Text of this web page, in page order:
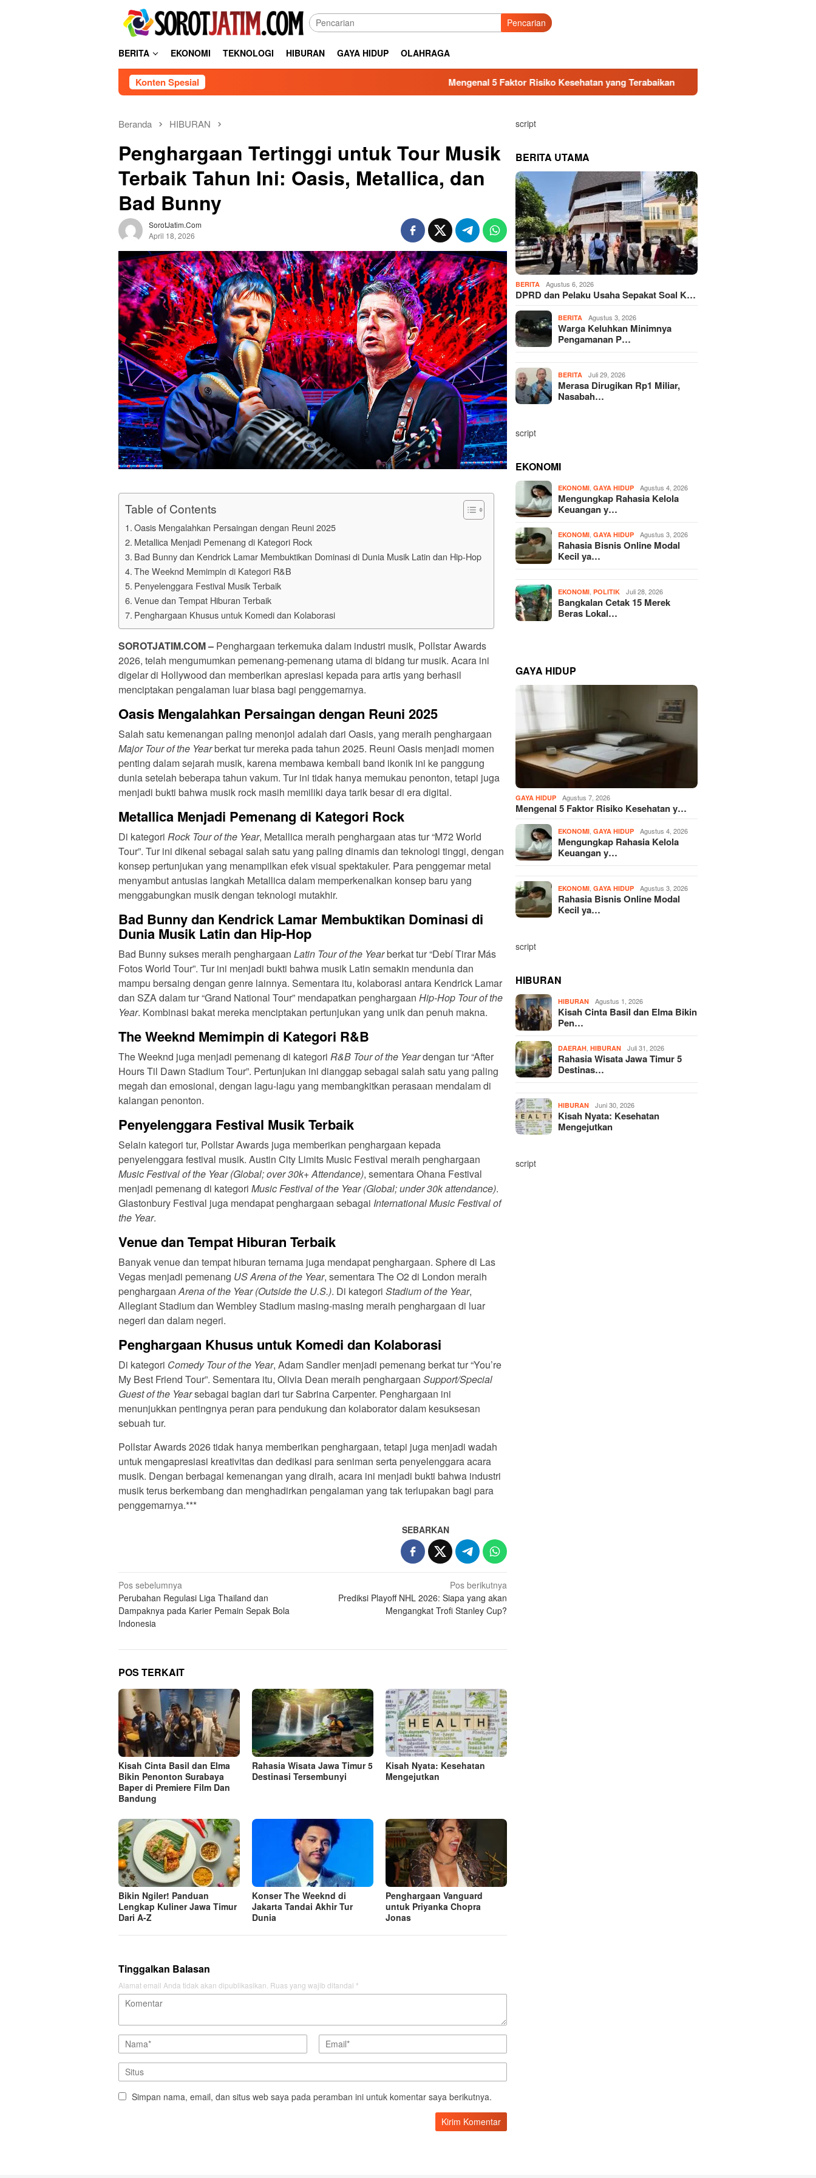
Pencarian
BERITA EKONOMI TEKNOLOGI HIBURAN GAYA HIDUP OLAHRAGA
Konten Spesial Mengenal 5 Faktor Risiko Kesehatan yang Terabaikan Direksi Baru PDAM Surya Sembada
Beranda HIBURAN
Penghargaan Tertinggi untuk Tour Musik
Terbaik Tahun Ini: Oasis, Metallica, dan
Bad Bunny
SorotJatim.com
April 18, 2026
Table of Contents
Oasis Mengalahkan Persaingan dengan Reuni 2025
Metallica Menjadi Pemenang di Kategori Rock
Bad Bunny dan Kendrick Lamar Membuktikan Dominasi di Dunia Musik Latin dan Hip-Hop
The Weeknd Memimpin di Kategori R&B
Penyelenggara Festival Musik Terbaik
Venue dan Tempat Hiburan Terbaik
Penghargaan Khusus untuk Komedi dan Kolaborasi
SOROTJATIM.COM – Penghargaan terkemuka dalam industri musik, Pollstar Awards
2026, telah mengumumkan pemenang-pemenang utama di bidang tur musik. Acara ini
digelar di Hollywood dan memberikan apresiasi kepada para artis yang berhasil
menciptakan pengalaman luar biasa bagi penggemarnya.
Oasis Mengalahkan Persaingan dengan Reuni 2025
Major Tour of the Yearberkat tur mereka pada tahun 2025. Reuni Oasis menjadi momen
penting dalam sejarah musik, karena membawa kembali band ikonik ini ke panggung
dunia setelah beberapa tahun vakum. Tur ini tidak hanya memukau penonton, tetapi juga
menjadi bukti bahwa musik rock masih memiliki daya tarik besar di era digital.
Metallica Menjadi Pemenang di Kategori Rock
Di kategori Rock Tour of the Year, Metallica meraih penghargaan atas tur “M72 World
Tour”. Tur ini dikenal sebagai salah satu yang paling dinamis dan teknologi tinggi, dengan
konsep pertunjukan yang menampilkan efek visual spektakuler. Para penggemar metal
menyambut antusias langkah Metallica dalam memperkenalkan konsep baru yang
menggabungkan musik dengan teknologi mutakhir.
Bad Bunny dan Kendrick Lamar Membuktikan Dominasi di
Dunia Musik Latin dan Hip-Hop
Bad Bunny sukses meraih penghargaan Latin Tour of the Yearberkat tur “Debí Tirar Más
Fotos World Tour”. Tur ini menjadi bukti bahwa musik Latin semakin mendunia dan
mampu bersaing dengan genre lainnya. Sementara itu, kolaborasi antara Kendrick Lamar
dan SZA dalam tur “Grand National Tour” mendapatkan penghargaan Hip-Hop Tour of the
Year. Kombinasi bakat mereka menciptakan pertunjukan yang unik dan penuh makna.
The Weeknd Memimpin di Kategori R&B
The Weeknd juga menjadi pemenang di kategori R&B Tour of the Yeardengan tur “After
Hours Til Dawn Stadium Tour”. Pertunjukan ini dianggap sebagai salah satu yang paling
megah dan emosional, dengan lagu-lagu yang membangkitkan perasaan mendalam di
kalangan penonton.
Penyelenggara Festival Musik Terbaik
Selain kategori tur, Pollstar Awards juga memberikan penghargaan kepada
Music Festival of the Year (Global; over 30k+ Attendance), sementara Ohana Festival
menjadi pemenang di kategori Music Festival of the Year (Global; under 30k attendance).
Glastonbury Festival juga mendapat penghargaan sebagai International Music Festival of
the Year.
Venue dan Tempat Hiburan Terbaik
Banyak venue dan tempat hiburan ternama juga mendapat penghargaan. Sphere di Las
Vegas menjadi pemenang US Arena of the Year, sementara The O2 di London meraih
penghargaanArena of the Year (Outside the U.S.). Di kategori Stadium of the Year,
Allegiant Stadium dan Wembley Stadium masing-masing meraih penghargaan di luar
negeri dan dalam negeri.
Penghargaan Khusus untuk Komedi dan Kolaborasi
Di kategori Comedy Tour of the Year, Adam Sandler menjadi pemenang berkat tur “You’re
My Best Friend Tour”. Sementara itu, Olivia Dean meraih penghargaan Support/Special
Guest of the Yearsebagai bagian dari tur Sabrina Carpenter. Penghargaan ini
menunjukkan pentingnya peran para pendukung dan kolaborator dalam kesuksesan
sebuah tur.
Pollstar Awards 2026 tidak hanya memberikan penghargaan, tetapi juga menjadi wadah
untuk mengapresiasi kreativitas dan dedikasi para seniman serta penyelenggara acara
musik. Dengan berbagai kemenangan yang diraih, acara ini menjadi bukti bahwa industri
musik terus berkembang dan menghadirkan pengalaman yang tak terlupakan bagi para
penggemarnya.***
SEBARKAN
N
a
v
g
a
s
p
o
s
Pos sebelumnya
Perubahan Regulasi Liga Thailand dan
Dampaknya pada Karier Pemain Sepak Bola
Indonesia
Pos berikutnya
Prediksi Playoff NHL 2026: Siapa yang akan
Mengangkat Trofi Stanley Cup?
POS TERKAIT
Kisah Cinta Basil dan Elma
Bikin Penonton Surabaya
Baper di Premiere Film Dan
Bandung
Rahasia Wisata Jawa Timur 5
Destinasi Tersembunyi
Kisah Nyata: Kesehatan
Mengejutkan
Bikin Ngiler! Panduan
Lengkap Kuliner Jawa Timur
Dari A-Z
Konser The Weeknd di
Jakarta Tandai Akhir Tur
Dunia
Penghargaan Vanguard
untuk Priyanka Chopra
Jonas
Tinggalkan Balasan
Alamat email Anda tidak akan dipublikasikan. Ruas yang wajib ditandai *
Simpan nama, email, dan situs web saya pada peramban ini untuk komentar saya berikutnya.
script
BERITA UTAMA
BERITA Agustus 6, 2026
DPRD dan Pelaku Usaha Sepakat Soal K…
BERITA Agustus 3, 2026
Warga Keluhkan Minimnya
Pengamanan P…
BERITA Juli 29, 2026
Merasa Dirugikan Rp1 Miliar,
Nasabah…
script
EKONOMI
EKONOMI ,GAYA HIDUP Agustus 4, 2026
Mengungkap Rahasia Kelola
Keuangan y…
EKONOMI ,GAYA HIDUP Agustus 3, 2026
Rahasia Bisnis Online Modal
Kecil ya…
EKONOMI ,POLITIK Juli 28, 2026
Bangkalan Cetak 15 Merek
Beras Lokal…
GAYA HIDUP
GAYA HIDUP Agustus 7, 2026
Mengenal 5 Faktor Risiko Kesehatan y…
EKONOMI ,GAYA HIDUP Agustus 4, 2026
Mengungkap Rahasia Kelola
Keuangan y…
EKONOMI ,GAYA HIDUP Agustus 3, 2026
Rahasia Bisnis Online Modal
Kecil ya…
script
HIBURAN
HIBURAN Agustus 1, 2026
Kisah Cinta Basil dan Elma Bikin
Pen…
DAERAH ,HIBURAN Juli 31, 2026
Rahasia Wisata Jawa Timur 5
Destinas…
HIBURAN Juni 30, 2026
Kisah Nyata: Kesehatan
Mengejutkan
script